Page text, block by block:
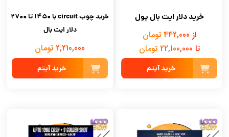
خرید دلار ایت بال پول
از 442,000 تومان
تا 22,100,000 تومان
خرید آیتم
خرید چوب circuit با 1450 تا 2700
دلار ایت بال
2,210,000 تومان
خرید آیتم